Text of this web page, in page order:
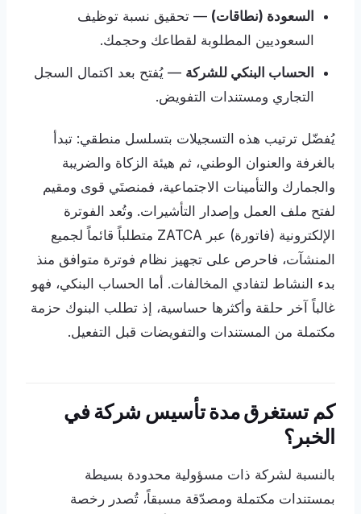
السعودة (نطاقات) — تحقيق نسبة توظيف
السعوديين المطلوبة لقطاعك وحجمك.
الحساب البنكي للشركة — يُفتح بعد اكتمال السجل
التجاري ومستندات التفويض.
يُفضّل ترتيب هذه التسجيلات بتسلسل منطقي: تبدأ
بالغرفة والعنوان الوطني، ثم هيئة الزكاة والضريبة
والجمارك والتأمينات الاجتماعية، فمنصتَي قوى ومقيم
لفتح ملف العمل وإصدار التأشيرات. وتُعد الفوترة
الإلكترونية (فاتورة) عبر ZATCA متطلباً قائماً لجميع
المنشآت، فاحرص على تجهيز نظام فوترة متوافق منذ
بدء النشاط لتفادي المخالفات. أما الحساب البنكي، فهو
غالباً آخر حلقة وأكثرها حساسية، إذ تطلب البنوك حزمة
مكتملة من المستندات والتفويضات قبل التفعيل.
كم تستغرق مدة تأسيس شركة في
الخبر؟
بالنسبة لشركة ذات مسؤولية محدودة بسيطة
بمستندات مكتملة ومصدّقة مسبقاً، تُصدر رخصة